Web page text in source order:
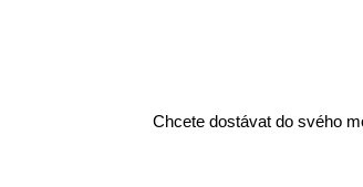
Chcete dostávat do svého